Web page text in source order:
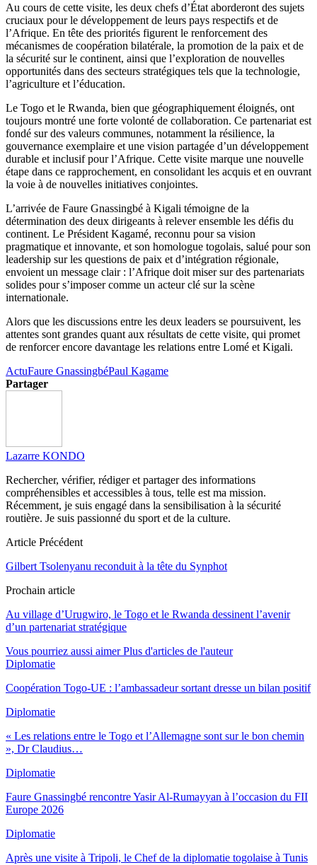
Au cours de cette visite, les deux chefs d’État aborderont des sujets
cruciaux pour le développement de leurs pays respectifs et de
l’Afrique. En tête des priorités figurent le renforcement des
mécanismes de coopération bilatérale, la promotion de la paix et de
la sécurité sur le continent, ainsi que l’exploration de nouvelles
opportunités dans des secteurs stratégiques tels que la technologie,
l’agriculture et l’éducation.
Le Togo et le Rwanda, bien que géographiquement éloignés, ont
toujours montré une forte volonté de collaboration. Ce partenariat est
fondé sur des valeurs communes, notamment la résilience, la
gouvernance exemplaire et une vision partagée d’un développement
durable et inclusif pour l’Afrique. Cette visite marque une nouvelle
étape dans ce rapprochement, en consolidant les acquis et en ouvrant
la voie à de nouvelles initiatives conjointes.
L’arrivée de Faure Gnassingbé à Kigali témoigne de la
détermination des deux dirigeants à relever ensemble les défis du
continent. Le Président Kagamé, reconnu pour sa vision
pragmatique et innovante, et son homologue togolais, salué pour son
leadership sur les questions de paix et d’intégration régionale,
envoient un message clair : l’Afrique doit miser sur des partenariats
solides pour s’imposer comme un acteur clé sur la scène
internationale.
Alors que les discussions entre les deux leaders se poursuivent, les
attentes sont grandes quant aux résultats de cette visite, qui promet
de renforcer encore davantage les relations entre Lomé et Kigali.
ActuFaure GnassingbéPaul Kagame
Partager
Lazarre KONDO
Rechercher, vérifier, rédiger et partager des informations
compréhensibles et accessibles à tous, telle est ma mission.
Récemment, je suis engagé dans la sensibilisation à la sécurité
routière. Je suis passionné du sport et de la culture.
Article Précédent
Gilbert Tsolenyanu reconduit à la tête du Synphot
Prochain article
Au village d’Urugwiro, le Togo et le Rwanda dessinent l’avenir
d’un partenariat stratégique
Vous pourriez aussi aimer Plus d'articles de l'auteur
Diplomatie
Coopération Togo-UE : l’ambassadeur sortant dresse un bilan positif
Diplomatie
« Les relations entre le Togo et l’Allemagne sont sur le bon chemin
», Dr Claudius…
Diplomatie
Faure Gnassingbé rencontre Yasir Al-Rumayyan à l’occasion du FII
Europe 2026
Diplomatie
Après une visite à Tripoli, le Chef de la diplomatie togolaise à Tunis